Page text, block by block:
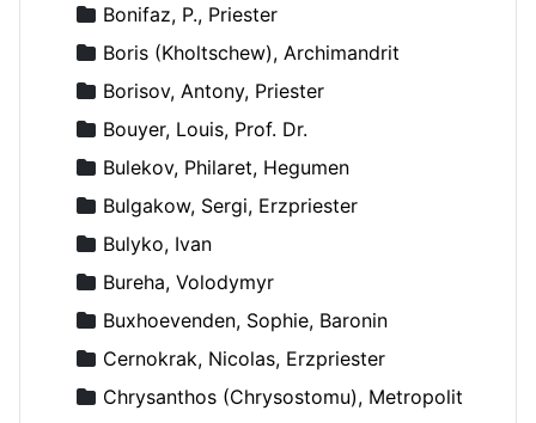
Bonifaz, P., Priester
Boris (Kholtschew), Archimandrit
Borisov, Antony, Priester
Bouyer, Louis, Prof. Dr.
Bulekov, Philaret, Hegumen
Bulgakow, Sergi, Erzpriester
Bulyko, Ivan
Bureha, Volodymyr
Buxhoevenden, Sophie, Baronin
Cernokrak, Nicolas, Erzpriester
Chrysanthos (Chrysostomu), Metropolit